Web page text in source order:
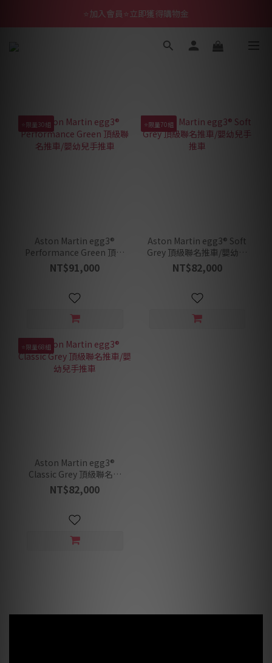
⭐加入會員⭐立即獲得購物金
⭐限量30組
Aston Martin egg3®
Performance Green 頂級
聯名推車/嬰幼兒手推車
NT$91,000
⭐限量70組
Aston Martin egg3® Soft
Grey 頂級聯名推車/嬰幼兒
手推車
NT$82,000
⭐限量68組
Aston Martin egg3®
Classic Grey 頂級聯名推
車/嬰幼兒手推車
NT$82,000